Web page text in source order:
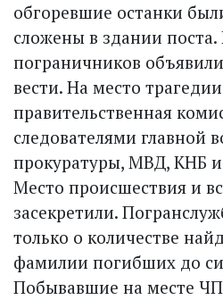
обгоревшие останки
сложены в здании
пограничников
вести. На место
правительственная
следователями главной
прокуратуры, МВД, КНБ
Место происшествия и
засекретили.
только о количестве
фамилии погибших до
Побывавшие на месте ЧП